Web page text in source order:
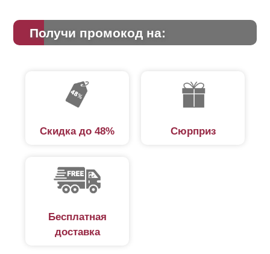
Получи промокод на:
Скидка до 48% Сюрприз
Бесплатная
доставка